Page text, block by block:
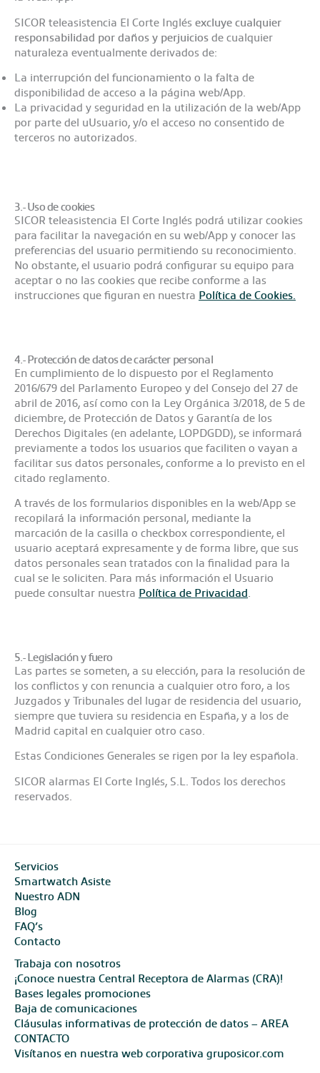
SICOR teleasistencia El Corte Inglés excluye cualquier
responsabilidad por daños y perjuicios de cualquier
naturaleza eventualmente derivados de:
La interrupción del funcionamiento o la falta de
disponibilidad de acceso a la página web/App.
La privacidad y seguridad en la utilización de la web/App
por parte del uUsuario, y/o el acceso no consentido de
terceros no autorizados.
3.- Uso de cookies
SICOR teleasistencia El Corte Inglés podrá utilizar cookies
para facilitar la navegación en su web/App y conocer las
preferencias del usuario permitiendo su reconocimiento.
No obstante, el usuario podrá configurar su equipo para
aceptar o no las cookies que recibe conforme a las
instrucciones que figuran en nuestra Política de Cookies.
4.- Protección de datos de carácter personal
En cumplimiento de lo dispuesto por el Reglamento
2016/679 del Parlamento Europeo y del Consejo del 27 de
abril de 2016, así como con la Ley Orgánica 3/2018, de 5 de
diciembre, de Protección de Datos y Garantía de los
Derechos Digitales (en adelante, LOPDGDD), se informará
previamente a todos los usuarios que faciliten o vayan a
facilitar sus datos personales, conforme a lo previsto en el
citado reglamento.
A través de los formularios disponibles en la web/App se
recopilará la información personal, mediante la
marcación de la casilla o checkbox correspondiente, el
usuario aceptará expresamente y de forma libre, que sus
datos personales sean tratados con la finalidad para la
cual se le soliciten. Para más información el Usuario
puede consultar nuestra Política de Privacidad.
5.- Legislación y fuero
Las partes se someten, a su elección, para la resolución de
los conflictos y con renuncia a cualquier otro foro, a los
Juzgados y Tribunales del lugar de residencia del usuario,
siempre que tuviera su residencia en España, y a los de
Madrid capital en cualquier otro caso.
Estas Condiciones Generales se rigen por la ley española.
SICOR alarmas El Corte Inglés, S.L. Todos los derechos
reservados.
Servicios
Smartwatch Asiste
Nuestro ADN
Blog
FAQ’s
Contacto
Trabaja con nosotros
¡Conoce nuestra Central Receptora de Alarmas (CRA)!
Bases legales promociones
Baja de comunicaciones
Cláusulas informativas de protección de datos – AREA
CONTACTO
Visítanos en nuestra web corporativa gruposicor.com